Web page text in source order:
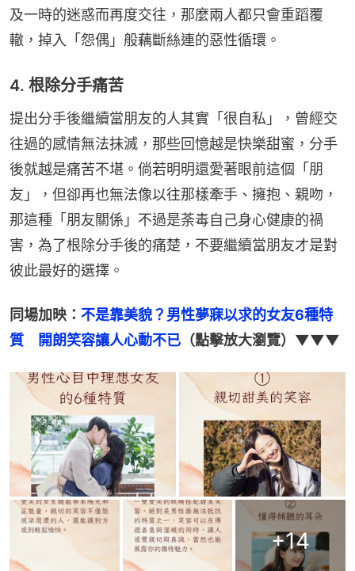
及一時的迷惑而再度交往，那麼兩人都只會重蹈覆
轍，掉入「怨偶」般藕斷絲連的惡性循環。
4. 根除分手痛苦
提出分手後繼續當朋友的人其實「很自私」，曾經交
往過的感情無法抹滅，那些回憶越是快樂甜蜜，分手
後就越是痛苦不堪。倘若明明還愛著眼前這個「朋
友」，但卻再也無法像以往那樣牽手、擁抱、親吻，
那這種「朋友關係」不過是荼毒自己身心健康的禍
害，為了根除分手後的痛楚，不要繼續當朋友才是對
彼此最好的選擇。
同場加映： 不是靠美貌？男性夢寐以求的女友6種特
質　開朗笑容讓人心動不已 （點擊放大瀏覽）▼▼▼
+14